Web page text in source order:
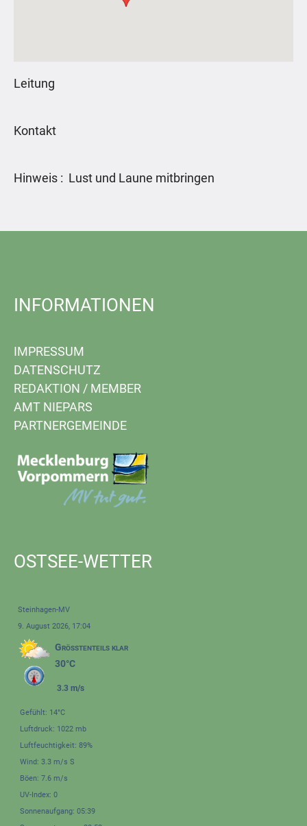
Leitung
Kontakt
Hinweis : Lust und Laune mitbringen
INFORMATIONEN
IMPRESSUM
DATENSCHUTZ
REDAKTION / MEMBER
AMT NIEPARS
PARTNERGEMEINDE
OSTSEE-WETTER
Steinhagen-MV
9. August 2026, 17:04
Größtenteils klar
30°C
3.3 m/s
Gefühlt: 14°C
Luftdruck: 1022 mb
Luftfeuchtigkeit: 89%
Wind: 3.3 m/s S
Böen: 7.6 m/s
UV-Index: 0
Sonnenaufgang: 05:39